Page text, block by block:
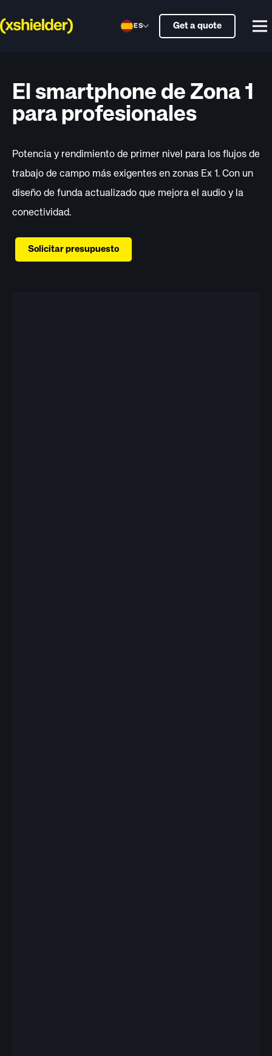
ES Get a quote
El smartphone de Zona 1
para profesionales
Potencia y rendimiento de primer nivel para los flujos de
trabajo de campo más exigentes en zonas Ex 1. Con un
diseño de funda actualizado que mejora el audio y la
conectividad.
Solicitar presupuesto